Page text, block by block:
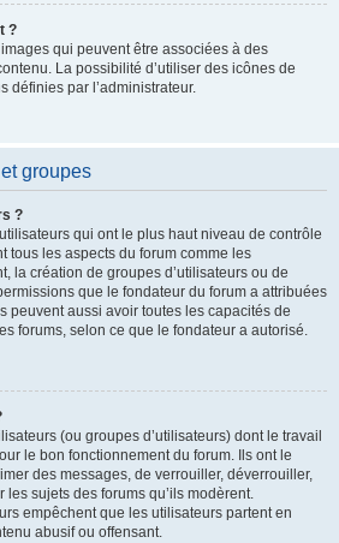
?
qui peuvent être associées à des
La possibilité d’utiliser des icônes de
définies par l’administrateur.
groupes
?
qui ont le plus haut niveau de contrôle
tous les aspects du forum comme les
la création de groupes d’utilisateurs ou de
que le fondateur du forum a attribuées
peuvent aussi avoir toutes les capacités de
forums, selon ce que le fondateur a autorisé.
(ou groupes d’utilisateurs) dont le travail
le bon fonctionnement du forum. Ils ont le
des messages, de verrouiller, déverrouiller,
sujets des forums qu’ils modèrent.
empêchent que les utilisateurs partent en
abusif ou offensant.